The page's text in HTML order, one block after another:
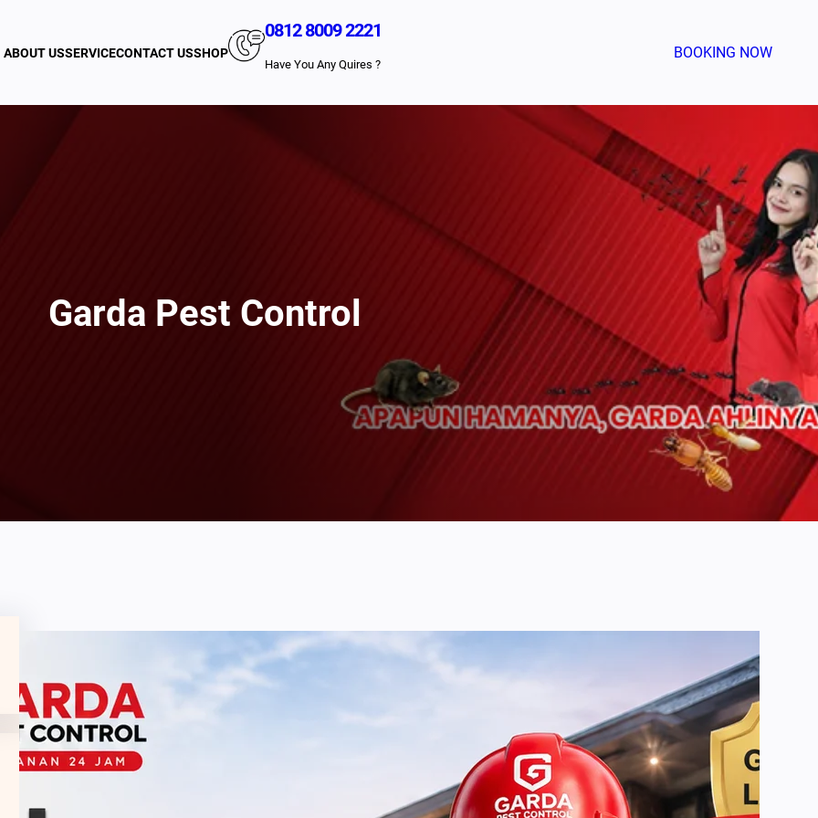
ABOUT USSERVICECONTACT USSHOP
0812 8009 2221
Have You Any Quires ?
BOOKING NOW
Garda Pest Control